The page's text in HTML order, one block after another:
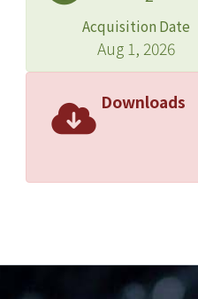
Acquisition Date
Aug 1, 2026
Downloads